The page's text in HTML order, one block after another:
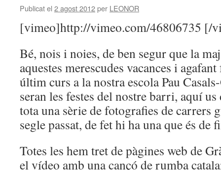
Publicat el 2 agost 2012per LEONOR
[vimeo]http://vimeo.com/46806735 [/
Bé, nois i noies, de ben segur que la
aquestes merescudes vacances i
últim curs a la nostra escola Pau
seran les festes del nostre barri, aquí
tota una sèrie de fotografies de carrers
segle passat, de fet hi ha una que és
Totes les hem tret de pàgines web de
el vídeo amb una cançó de rumba